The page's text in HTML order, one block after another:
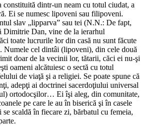
constituită dintr-un neam cu totul ciudat, a
Ei se numesc lipoveni sau filipoveni.
slav „lipparva” sau tei (N.N.: De fapt,
Dimitrie Dan, vine de la ierarhul
toate lucrurile lor din casă nu sunt făcute
Numele cel dintâi (lipoveni), din cele două
doar de la vecinii lor, tătarii, căci ei nu-şi
oameni alcătuiesc o sectă cu totul
de viaţă şi a religiei. Se poate spune că
adepţi ai doctrinei sacerdoţiului universal
ortodocşilor… Ei îşi aleg, din comunitate,
pe care le au în biserică şi în casele
scaldă în fiecare zi, bărbatul cu femeia,